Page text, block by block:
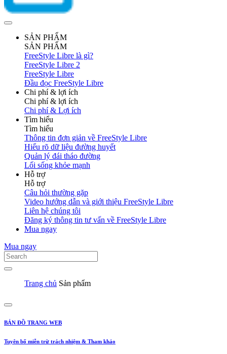
SẢN PHẨM
SẢN PHẨM
FreeStyle Libre là gì?
FreeStyle Libre 2
FreeStyle Libre
Đầu đọc FreeStyle Libre
Chi phí & lợi ích
Chi phí & lợi ích
Chi phí & Lợi ích
Tìm hiểu
Tìm hiểu
Thông tin đơn giản về FreeStyle Libre
Hiểu rõ dữ liệu đường huyết
Quản lý đái tháo đường
Lối sống khỏe mạnh
Hỗ trợ
Hỗ trợ
Câu hỏi thường gặp
Video hướng dẫn và giới thiệu FreeStyle Libre
Liên hệ chúng tôi
Đăng ký thông tin tư vấn về FreeStyle Libre
Mua ngay
Mua ngay
Trang chủ Sản phẩm
BẢN ĐỒ TRANG WEB
Tuyên bố miễn trừ trách nhiệm & Tham khảo